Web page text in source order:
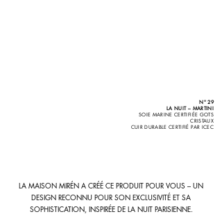
N° 29
LA NUIT – MARTINI
SOIE MARINE CERTIFIÉE GOTS
CRISTAUX
CUIR DURABLE CERTIFIÉ PAR ICEC
LA MAISON MIRÉN A CRÉÉ CE PRODUIT POUR VOUS – UN
DESIGN RECONNU POUR SON EXCLUSIVITÉ ET SA
SOPHISTICATION, INSPIRÉE DE LA NUIT PARISIENNE.